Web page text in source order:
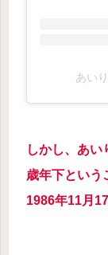
あい
しかし、あ
歳年下という
1986年11月